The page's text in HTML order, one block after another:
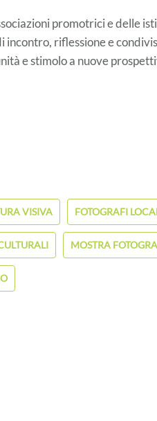
promotrici e delle
riflessione e
e stimolo a nuove
VISIVA FOTOGRAFI
MOSTRA